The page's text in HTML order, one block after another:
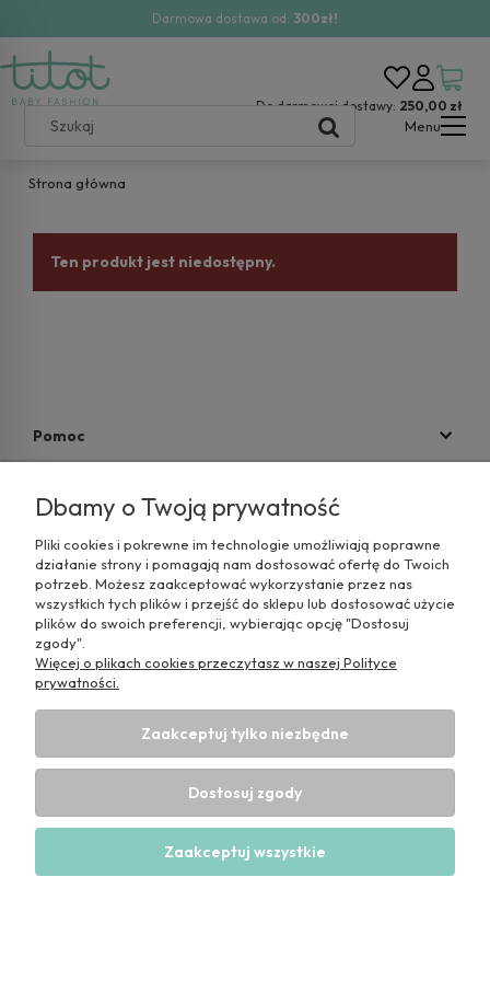
Darmowa dostawa od: 300zł!
Do darmowej dostawy: 250,00 zł
Menu
Strona główna
Ten produkt jest niedostępny.
Pomoc
Pokaż pełną wersję strony
Sklep internetowy Shoper Premium
Dbamy o Twoją prywatność
Pliki cookies i pokrewne im technologie umożliwiają poprawne
działanie strony i pomagają nam dostosować ofertę do Twoich
potrzeb. Możesz zaakceptować wykorzystanie przez nas
wszystkich tych plików i przejść do sklepu lub dostosować użycie
plików do swoich preferencji, wybierając opcję "Dostosuj
zgody".
Więcej o plikach cookies przeczytasz w naszej Polityce
prywatności.
Zaakceptuj tylko niezbędne
Dostosuj zgody
Zaakceptuj wszystkie